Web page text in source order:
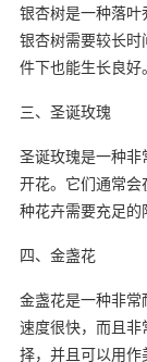
银杏树是一种落
银杏树需要较长
件下也能生长良好。
三、圣诞玫瑰
圣诞玫瑰是一种
开花。它们通常会
种花卉需要充足的
四、金盏花
金盏花是一种非
速度很快，而且
择，并且可以用作